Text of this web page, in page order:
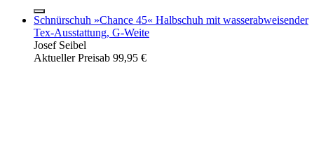
Schnürschuh »Chance 45« Halbschuh mit wasserabweisender
Tex-Ausstattung, G-Weite
Josef Seibel
Aktueller Preisab 99,95 €